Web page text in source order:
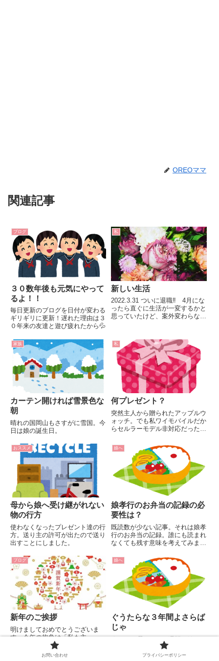
OREOママ
関連記事
ブログ
３０数年後も元気にやって
るよ！！
毎日更新のブログを日付が変わる
ギリギリに更新！遅れた理由は３
０年来の友達と遊び疲れたから💦
私
新しい生活
2022.3.31 ついに退職‼️ 4月にな
ったら直ぐに生活が一変するかと
思っていたけど、案外変わらない
覚。でも日曜日夕方のサザエさん
シンドロームは無かったな。さ
て、これからやらな...
家族
カーテン開ければ雪景色な
朝
晴れの国岡山もさすがに雪国。今
日は娘の誕生日。
私
何プレゼント？
突然主人から贈られたアップルウ
ォッチ。でも私ワイモバイルだか
らセルラーモデル非対応だったん
おススメ
母から娘へ受け継がれない
物の行方
使わなくなったプレゼント達の行
方。送り主の許可が出たので送り
出すことにしました。
娘へ
娘孝行のお弁当の記録の必
要性は？
既読数が少ない記事。それは娘孝
行のお弁当の記録。誰にも読まれ
なくても残す意味を考えてみまし
ブログ
新年のご挨拶
明けましておめでとうございま
す。今年の抱負は「私も主
役！！」よろしくお願いします。
娘へ
ぐうたらな３年間よさらば
じゃ
り。はり飼いの中では『はりケツ
曜日』といいます。ハリネズミの
お問い合わせ プライバシーポリシー